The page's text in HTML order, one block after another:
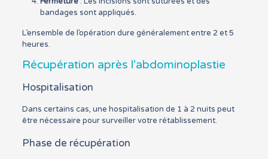
bandages sont appliqués.
L’ensemble de l’opération dure généralement entre 2 et 5
heures.
Récupération après l’abdominoplastie
Hospitalisation
Dans certains cas, une hospitalisation de 1 à 2 nuits peut
être nécessaire pour surveiller votre rétablissement.
Phase de récupération